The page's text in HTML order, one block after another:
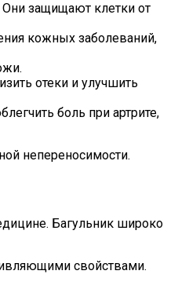
защищают клетки от
кожных заболеваний,
отеки и улучшить
боль при артрите,
непереносимости.
Багульник широко
свойствами.